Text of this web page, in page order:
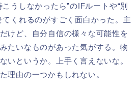
うしなかったら”のIFルートや“別
てくれるのがすごく面白かった。主
けど、自分自信の様々な可能性を
たいなものがあった気がする。物
いというか。上手く言えないな。
理由の一つかもしれない。